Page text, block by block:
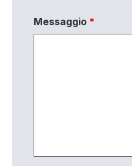
Messaggio *